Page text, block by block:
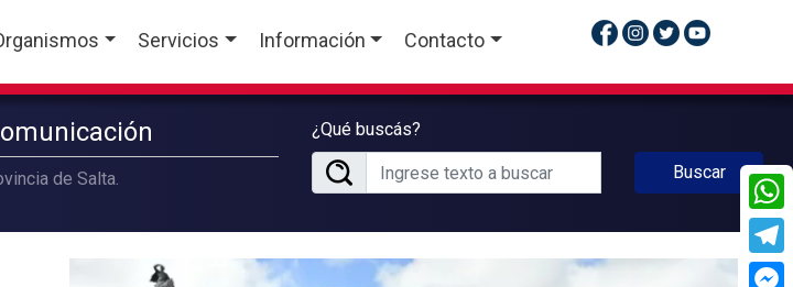
Servicios Información Contacto
de Salta.
¿Qué buscás?
Buscar